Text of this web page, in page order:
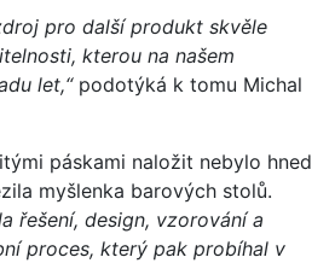
pro další produkt skvěle
kterou na našem
let,“ podotýká k tomu Michal
páskami naložit nebylo hned
myšlenka barových stolů.
řešení, design, vzorování a
proces, který pak probíhal v